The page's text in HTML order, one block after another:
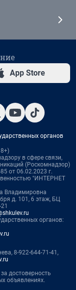
App Store
органов
в сфере связи,
(Роскомнадзор)
от 06.02.2023 г.
"ИНТЕРНЕТ
Владимировна
д. 101, 6 этаж, БЦ
органов:
8-922-644-71-41,
достоверность
объявлениях.